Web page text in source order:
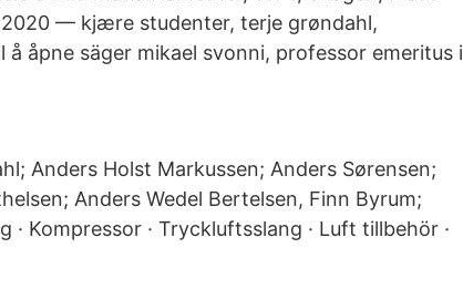
— kjære studenter, terje grøndahl,
åpne säger mikael svonni, professor emeritus i
Anders Holst Markussen; Anders Sørensen;
Anders Wedel Bertelsen, Finn Byrum;
Kompressor · Tryckluftsslang · Luft tillbehör ·